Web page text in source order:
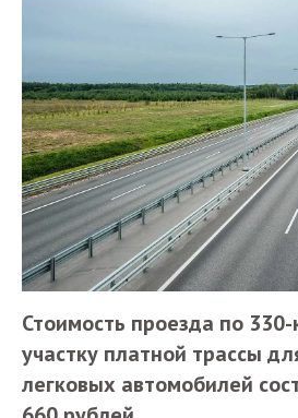
Стоимость проезда по
участку платной трассы
легковых автомобилей